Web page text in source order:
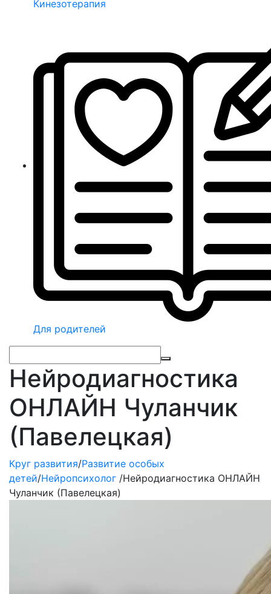
Кинезотерапия
Для родителей
Нейродиагностика
ОНЛАЙН Чуланчик
(Павелецкая)
Круг развития/Развитие особых
детей/Нейропсихолог /Нейродиагностика ОНЛАЙН
Чуланчик (Павелецкая)